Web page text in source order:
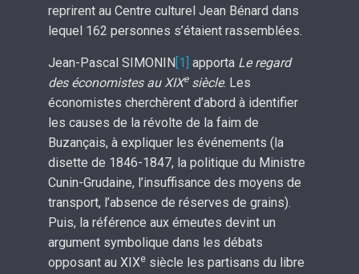
reprirent au Centre culturel Jean Bénard dans
lequel 162 personnes s’étaient rassemblées.
Jean-Pascal SIMONIN [1] apporta Le regard
des économistes au XIXesiècle. Les
économistes cherchèrent d’abord à identifier
les causes de la révolte de la faim de
Buzançais, à expliquer les événements (la
disette de 1846-1847, la politique du Ministre
Cunin-Grudaine, l’insuffisance des moyens de
transport, l’absence de réserves de grains).
Puis, la référence aux émeutes devint un
argument symbolique dans les débats
opposant au XIXe siècle les partisans du libre